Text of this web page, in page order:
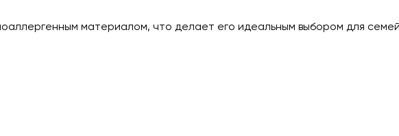
материалом, что делает его идеальным выбором для